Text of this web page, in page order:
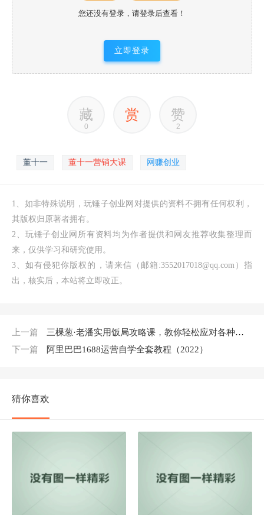
您还没有登录，请登录后查看！
立即登录
藏
0
赏 赞
2
董十一 董十一营销大课 网赚创业
1、如非特殊说明，玩锤子创业网对提供的资料不拥有任何权利，
其版权归原著者拥有。
2、玩锤子创业网所有资料均为作者提供和网友推荐收集整理而
来，仅供学习和研究使用。
3、如有侵犯你版权的，请来信（邮箱:3552017018@qq.com）指
出，核实后，本站将立即改正。
上一篇
三棵葱·老潘实用饭局攻略课，教你轻松应对各种饭局（45集）
下一篇
阿里巴巴1688运营自学全套教程（2022）
猜你喜欢